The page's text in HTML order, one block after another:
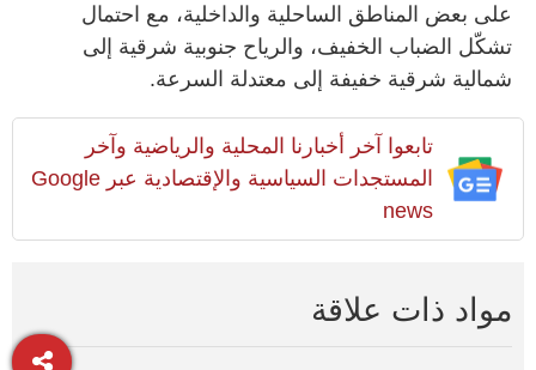
على بعض المناطق الساحلية والداخلية، مع احتمال
تشكّل الضباب الخفيف، والرياح جنوبية شرقية إلى
شمالية شرقية خفيفة إلى معتدلة السرعة.
تابعوا آخر أخبارنا المحلية والرياضية وآخر
المستجدات السياسية والإقتصادية عبر Google
news
مواد ذات علاقة